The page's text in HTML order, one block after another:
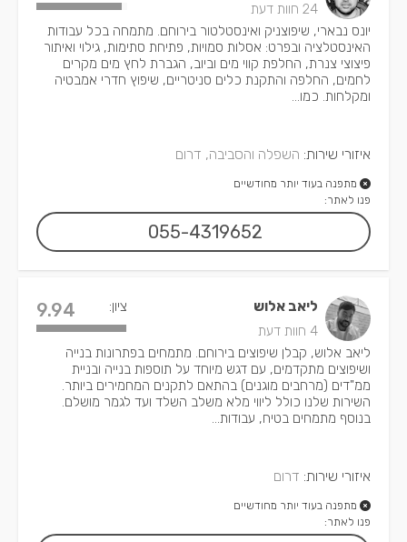
24 חוות דעת
יונס נבארי, שיפוצניק ואינסטלטור בירוחם. מתמחה בכל עבודות
האינסטלציה ובפרט: אסלות סמויות, פתיחת סתימות, גילוי ואיתור
פיצוצי צנרת, החלפת קווי מים וביוב, הגברת לחץ מים מקרים
לחמים, החלפה והתקנת כלים סניטריים, שיפוץ חדרי אמבטיה
ומקלחות. כמו...
איזורי שירות: השפלה והסביבה, דרום
מתפנה בעוד יותר מחודשיים
פנו לאתר:
055-4319652
ליאב אלוש
4 חוות דעת
ציון: 9.94
ליאב אלוש, קבלן שיפוצים בירוחם. מתמחים בפתרונות בנייה
ושיפוצים מתקדמים, עם דגש מיוחד על תוספות בנייה ובניית
ממ"דים (מרחבים מוגנים) בהתאם לתקנים המחמירים ביותר.
השירות שלנו כולל ליווי מלא משלב השלד ועד לגמר מושלם.
בנוסף מתמחים בטיח, עבודות...
איזורי שירות: דרום
מתפנה בעוד יותר מחודשיים
פנו לאתר: